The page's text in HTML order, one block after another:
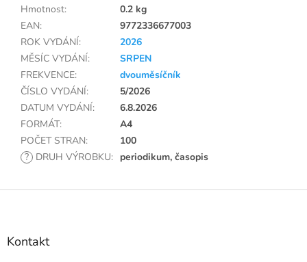
Hmotnost:
0.2 kg
EAN:
9772336677003
ROK VYDÁNÍ:
2026
MĚSÍC VYDÁNÍ:
SRPEN
FREKVENCE:
dvouměsíčník
ČÍSLO VYDÁNÍ:
5/2026
DATUM VYDÁNÍ:
6.8.2026
FORMÁT:
A4
POČET STRAN:
100
? DRUH VÝROBKU: periodikum, časopis
Z
Kontakt